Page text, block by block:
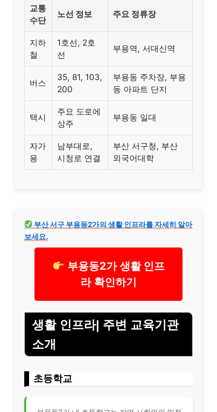
교통
수단
노선 정보 주요 정류장
지하
철
1호선, 2호
선
부용역, 서대신역
버스
35, 81, 103,
200
부용동 주차장, 부용
동 아파트 단지
택시
주요 도로에
상주
부용동 일대
자가
용
남부대로,
시청로 연결
부산 서구청, 부산
외국어대학
부산 서구 부용동2가의 생활 인프라를 자세히 알아
보세요.
부용동2가 생활 인프
라 확인하기
생활 인프라| 주변 교육기관
소개
초등학교